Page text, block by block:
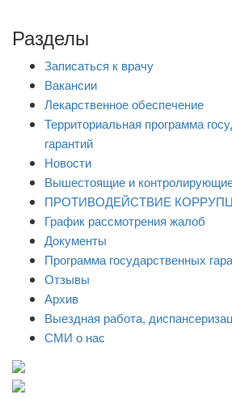
Разделы
Записаться к врачу
Вакансии
Лекарственное обеспечение
Территориальная программа
гарантий
Новости
Вышестоящие и
ПРОТИВОДЕЙСТВИЕ
График рассмотрения жалоб
Документы
Программа государственных
Отзывы
Архив
Выездная работа,
СМИ о нас